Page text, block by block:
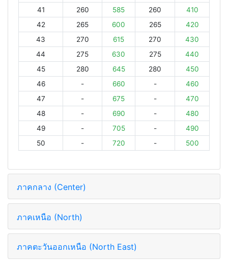
41
260 585 260
410
42
265 600 265
420
43
270 615 270
430
44
275 630 275
440
45
280 645 280
450
46
- 660 -
460
47
- 675 -
470
48
- 690 -
480
49
- 705 -
490
50
- 720 - 500
ภาคกลาง (Center)
ภาคเหนือ (North)
ภาคตะวันออกเหนือ (North East)